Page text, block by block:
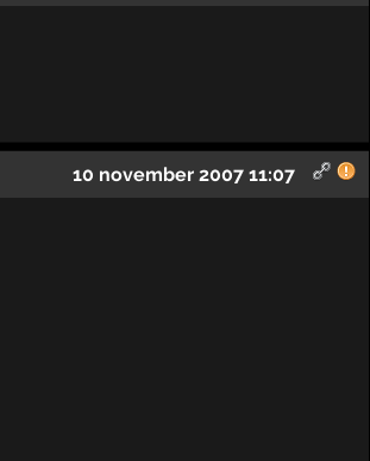
10 november 2007 11:07